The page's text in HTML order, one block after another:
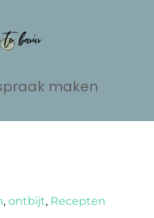
maken
, ontbijt, Recepten